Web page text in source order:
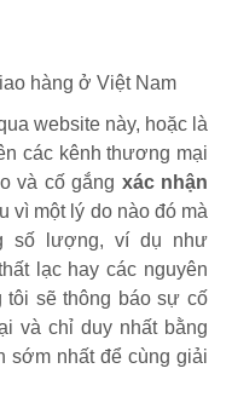
hàng ở Việt Nam
website này, hoặc là
các kênh thương mại
và cố gắng xác nhận
vì một lý do nào đó mà
số lượng, ví dụ như
lạc hay các nguyên
tôi sẽ thông báo sự cố
và chỉ duy nhất bằng
sớm nhất để cùng giải